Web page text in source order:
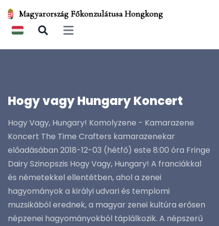
Magyarország Főkonzulátusa Hongkong
Open main menu
Hogy vagy Hungary Koncert
Hogy Vagy, Hungary! Komolyzene - Kamarazene
Koncert The Time Crafters kamarazenekar
előadásában 2018-12-03 (hétfő) este 8:00 óra Fringe
Dairy Szinopszis Hogy Vagy, Hungary! A franciákkal
és németekkel ellentétben, ahol a zenei
hagyományok a királyi udvari és templomi
muzsikából erednek, a magyar zenei kultúra erősen
népzenei hagyományokból táplálkozik. A népszerű